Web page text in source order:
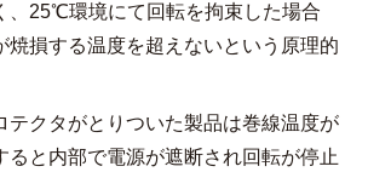
、25℃環境にて回転を拘束した場合
焼損する温度を超えないという原理的
テクタがとりついた製品は巻線温度が
ると内部で電源が遮断され回転が停止